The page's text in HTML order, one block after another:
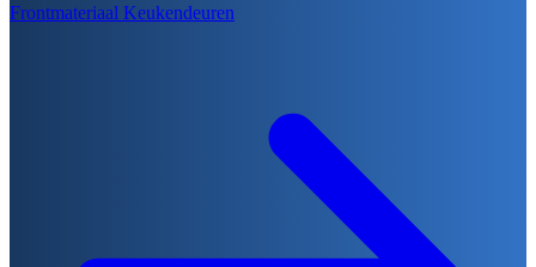
Frontmateriaal Keukendeuren